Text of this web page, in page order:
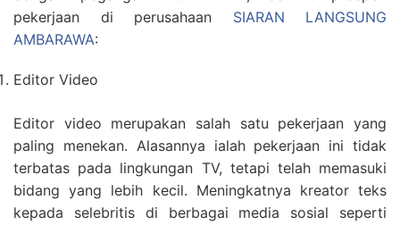
pekerjaan di perusahaan SIARAN LANGSUNG
AMBARAWA:
Editor Video
Editor video merupakan salah satu pekerjaan yang
paling menekan. Alasannya ialah pekerjaan ini tidak
terbatas pada lingkungan TV, tetapi telah memasuki
bidang yang lebih kecil. Meningkatnya kreator teks
kepada selebritis di berbagai media sosial seperti